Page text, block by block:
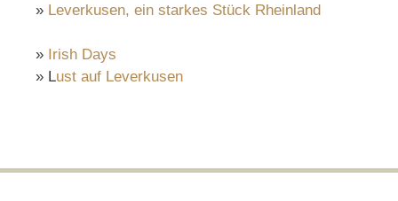
» Leverkusen, ein starkes Stück Rheinland
» Irish Days
» Lust auf Leverkusen